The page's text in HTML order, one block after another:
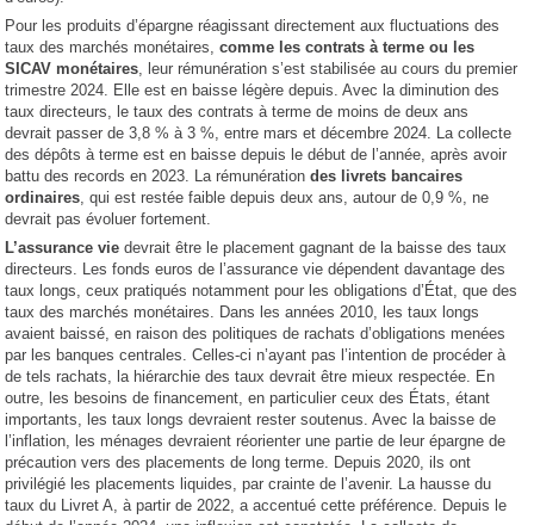
Pour les produits d’épargne réagissant directement aux fluctuations des
taux des marchés monétaires,comme les contrats à terme ou les
SICAV monétaires , leur rémunération s’est stabilisée au cours du premier
trimestre 2024. Elle est en baisse légère depuis. Avec la diminution des
taux directeurs, le taux des contrats à terme de moins de deux ans
devrait passer de 3,8 % à 3 %, entre mars et décembre 2024. La collecte
des dépôts à terme est en baisse depuis le début de l’année, après avoir
battu des records en 2023. La rémunérationdes livrets bancaires
ordinaires , qui est restée faible depuis deux ans, autour de 0,9 %, ne
devrait pas évoluer fortement.
L’assurance vie devrait être le placement gagnant de la baisse des taux
directeurs. Les fonds euros de l’assurance vie dépendent davantage des
taux longs, ceux pratiqués notamment pour les obligations d’État, que des
taux des marchés monétaires. Dans les années 2010, les taux longs
avaient baissé, en raison des politiques de rachats d’obligations menées
par les banques centrales. Celles-ci n’ayant pas l’intention de procéder à
de tels rachats, la hiérarchie des taux devrait être mieux respectée. En
outre, les besoins de financement, en particulier ceux des États, étant
importants, les taux longs devraient rester soutenus. Avec la baisse de
l’inflation, les ménages devraient réorienter une partie de leur épargne de
précaution vers des placements de long terme. Depuis 2020, ils ont
privilégié les placements liquides, par crainte de l’avenir. La hausse du
taux du Livret A, à partir de 2022, a accentué cette préférence. Depuis le